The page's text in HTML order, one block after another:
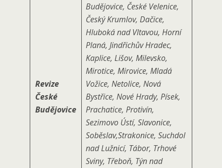
Revize
České
Budějovice
Budějovice, České Velenice,
Český Krumlov, Dačice,
Hluboká nad Vltavou, Horní
Planá, Jindřichův Hradec,
Kaplice, Lišov, Milevsko,
Mirotice, Mirovice, Mladá
Vožice, Netolice, Nová
Bystřice, Nové Hrady, Písek,
Prachatice, Protivín,
Sezimovo Ústí, Slavonice,
Soběslav,Stra­konice, Suchdol
nad Lužnicí, Tábor, Trhové
Sviny, Třeboň, Týn nad